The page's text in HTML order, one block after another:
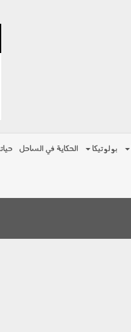
بولوتيكا الحكاية في الساحل